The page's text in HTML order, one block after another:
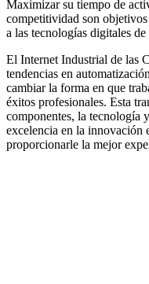
Maximizar su tiempo de
competitividad son
a las tecnologías digitales
El Internet Industrial de las
tendencias en
cambiar la forma en que
éxitos profesionales. Esta
componentes, la tecnología
excelencia en la innovación
proporcionarle la mejor